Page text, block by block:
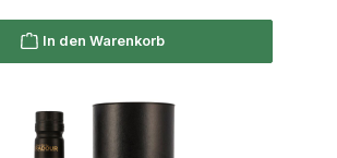
In den Warenkorb